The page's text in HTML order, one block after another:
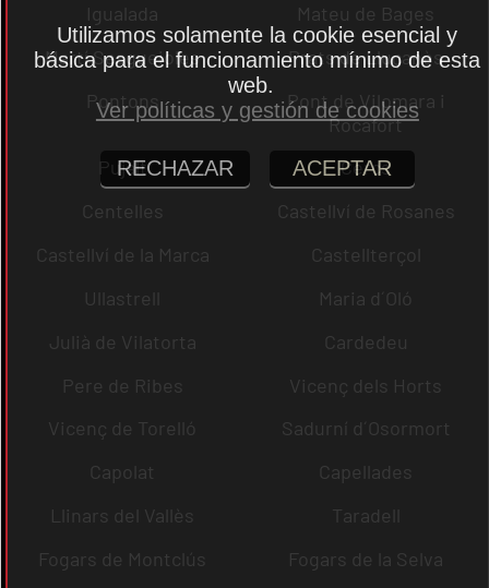
Igualada
Mateu de Bages
Martí Sesgueioles
Prats de Lluçanès
Pontons
Pont de Vilomara i
Rocafort
Pujalt
Cercs
Centelles
Castellví de Rosanes
Castellví de la Marca
Castellterçol
Ullastrell
Maria d´Oló
Julià de Vilatorta
Cardedeu
Pere de Ribes
Vicenç dels Horts
Vicenç de Torelló
Sadurní d´Osormort
Capolat
Capellades
Llinars del Vallès
Taradell
Fogars de Montclús
Fogars de la Selva
Utilizamos solamente la cookie esencial y
básica para el funcionamiento mínimo de esta
web.
Ver políticas y gestión de cookies
RECHAZAR ACEPTAR